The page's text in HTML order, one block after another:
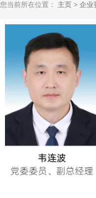
您当前所在位置： 主页 > 企业